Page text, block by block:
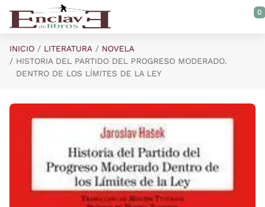
Saltar al contenido principal
0
INICIO LITERATURA
NOVELA
HISTORIA DEL PARTIDO DEL PROGRESO MODERADO.
DENTRO DE LOS LÍMITES DE LA LEY